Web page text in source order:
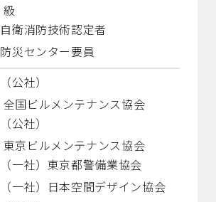
級
自衛消防技術認定者
防災センター要員
（公社）
全国ビルメンテナンス協会
（公社）
東京ビルメンテナンス協会
（一社） 東京都警備業協会
（一社）
日本空間デザイン協会